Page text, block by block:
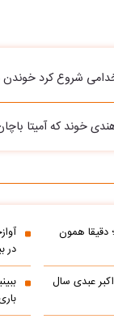
شروع کرد
خوند که آمیتا
دقیقا همون
در
عبدی سال